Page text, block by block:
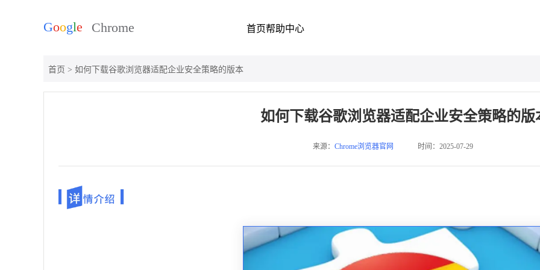
首页帮助中心
首页 > 如何下载谷歌浏览器适配企业安全策略的版本
如何下载谷歌浏览器适配企业安全策略的版
来源： Chrome浏览器官网 时间：2025-07-29